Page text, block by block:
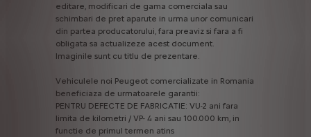
editare, modificari de gama comerciala sau
schimbari de pret aparute in urma unor comunicari
din partea producatorului, fara preaviz si fara a fi
obligata sa actualizeze acest document.
Imaginile sunt cu titlu de prezentare.
Vehiculele noi Peugeot comercializate in Romania
beneficiaza de urmatoarele garantii:
PENTRU DEFECTE DE FABRICATIE: VU-2 ani fara
limita de kilometri / VP- 4 ani sau 100.000 km, in
functie de primul termen atins